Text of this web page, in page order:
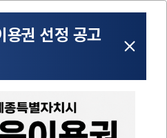
이용권은
, 배움의 기회를
지자체가